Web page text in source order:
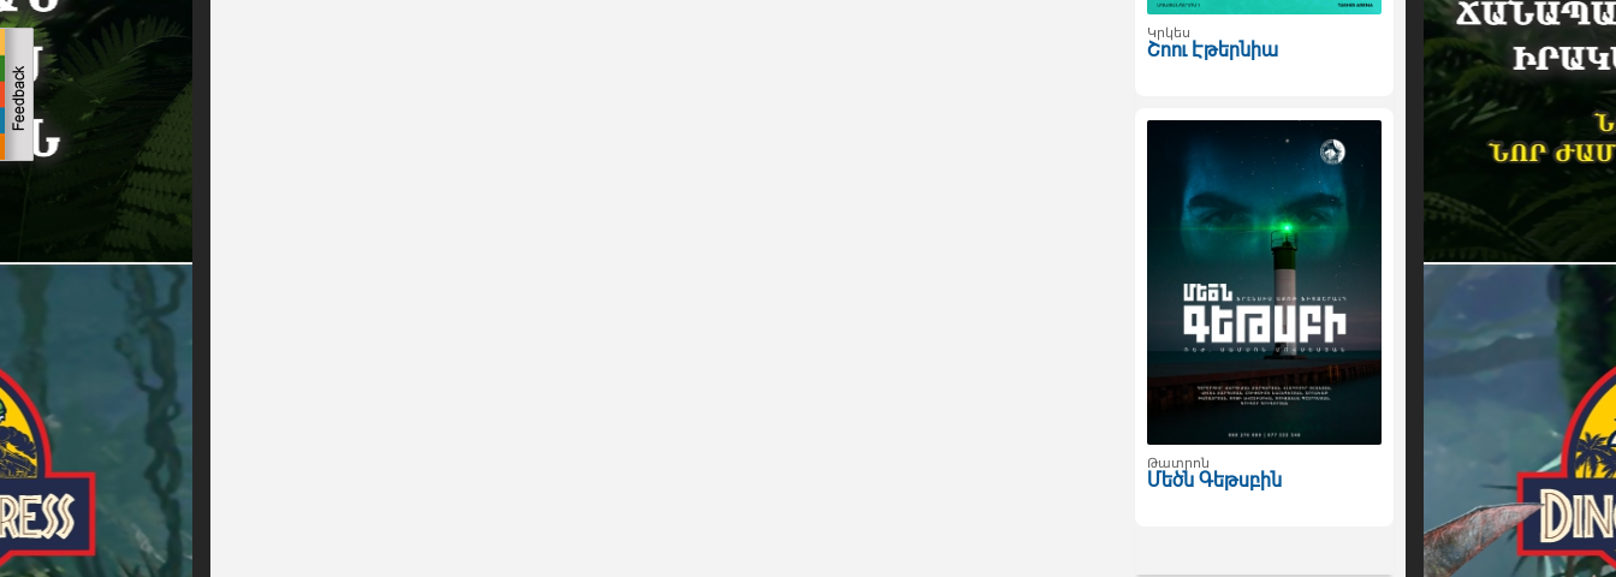
Կրկես
Շոու Էթերնիա
Թատրոն
Մեծն Գեթսբին